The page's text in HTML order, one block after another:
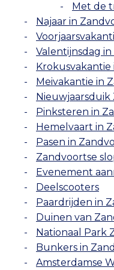
Met de
Najaar in
Valentijnsdag
Meivakantie in
Nieuwjaarsduik
Pinksteren in
Hemelvaart in
Pasen in
Zandvoortse
Evenement
Deelscooters
Paardrijden in
Duinen van
Nationaal Park
Bunkers in
Amsterdamse